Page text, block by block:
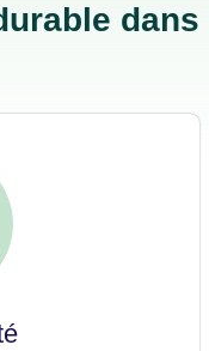
dans